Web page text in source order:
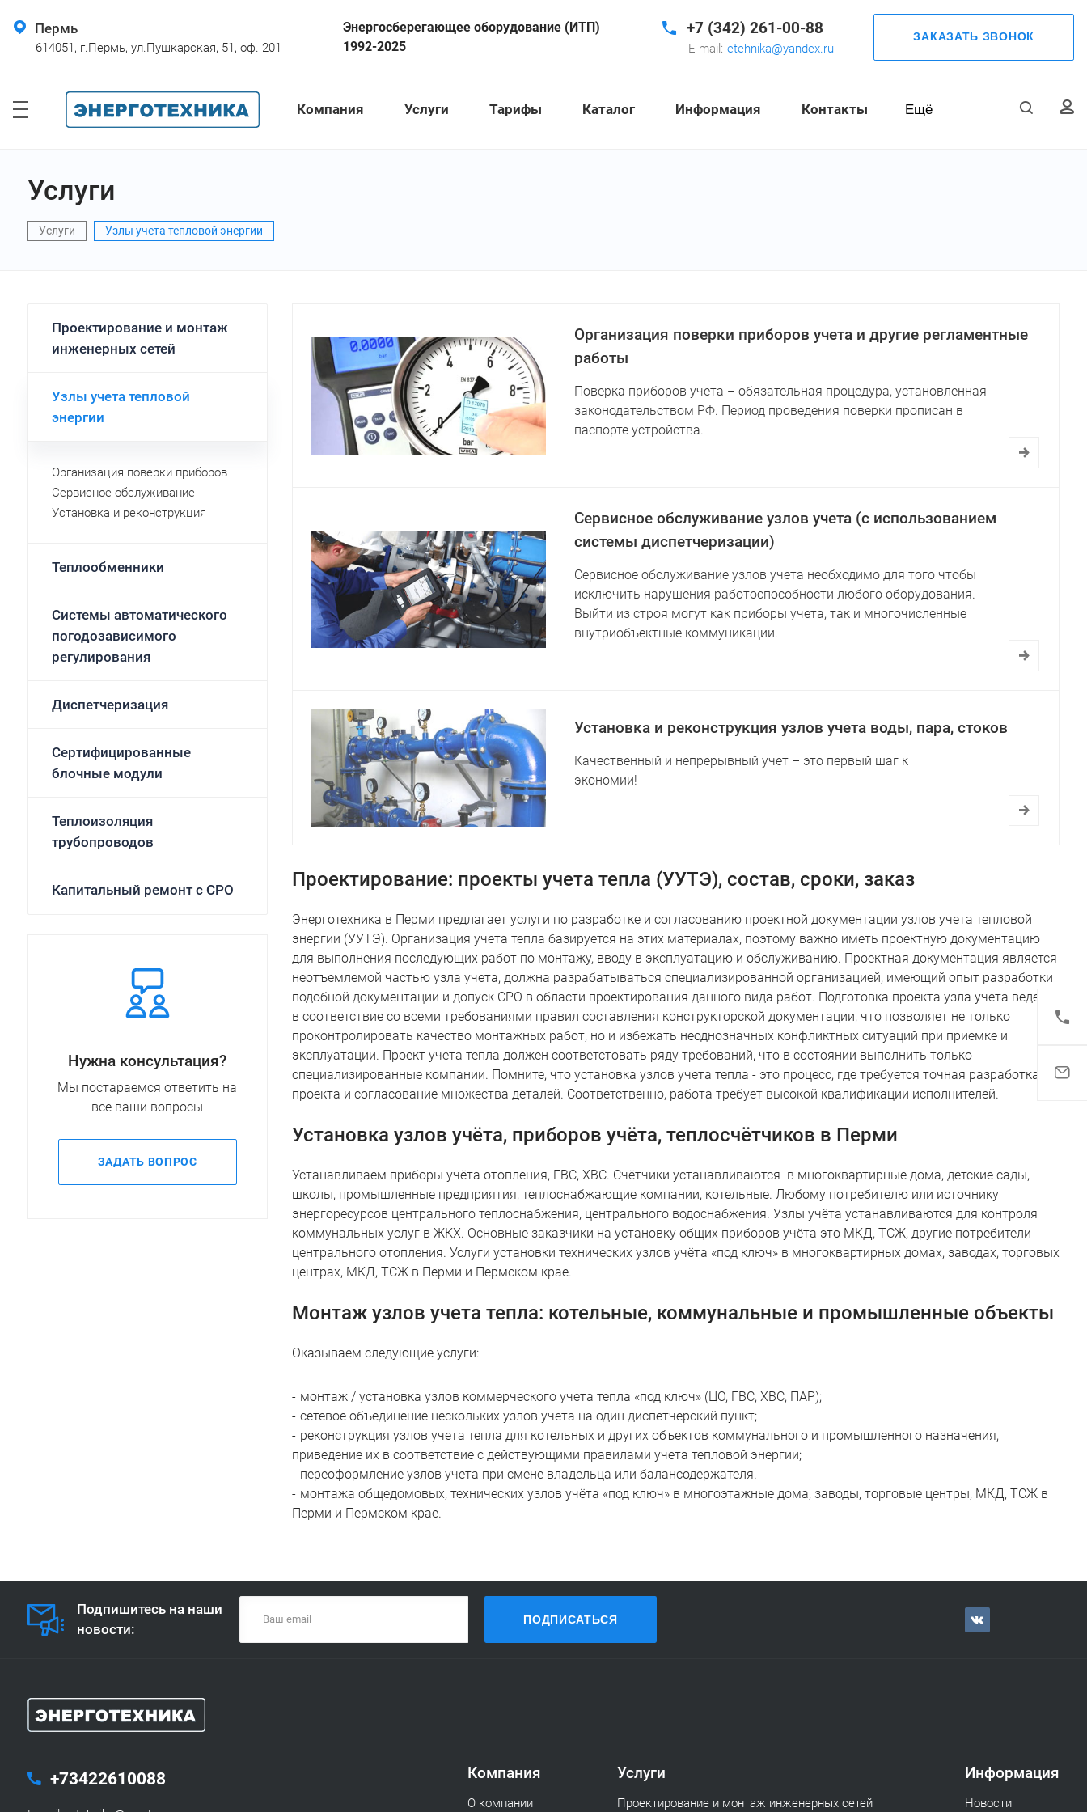
Пермь
614051, г.Пермь, ул.Пушкарская, 51, оф. 201
Энергосберегающее оборудование (ИТП)
1992-2025
+7 (342) 261-00-88
E-mail: etehnika@yandex.ru
ЗАКАЗАТЬ ЗВОНОК
Компания Услуги Тарифы Каталог Информация Контакты Ещё
Услуги
Услуги Узлы учета тепловой энергии
Проектирование и монтаж
инженерных сетей
Узлы учета тепловой
энергии
Организация поверки приборов
Сервисное обслуживание
Установка и реконструкция
Теплообменники
Системы автоматического
погодозависимого
регулирования
Диспетчеризация
Сертифицированные
блочные модули
Теплоизоляция
трубопроводов
Капитальный ремонт с СРО
Нужна консультация?
Мы постараемся ответить на
все ваши вопросы
ЗАДАТЬ ВОПРОС
Организация поверки приборов учета и другие регламентные
работы
Поверка приборов учета – обязательная процедура, установленная
законодательством РФ. Период проведения поверки прописан в
паспорте устройства.
Сервисное обслуживание узлов учета (с использованием
системы диспетчеризации)
Сервисное обслуживание узлов учета необходимо для того чтобы
исключить нарушения работоспособности любого оборудования.
Выйти из строя могут как приборы учета, так и многочисленные
внутриобъектные коммуникации.
Установка и реконструкция узлов учета воды, пара, стоков
Качественный и непрерывный учет – это первый шаг к
экономии!
Проектирование: проекты учета тепла (УУТЭ), состав, сроки, заказ
Энерготехника в Перми предлагает услуги по разработке и согласованию проектной документации узлов учета тепловой
энергии (УУТЭ). Организация учета тепла базируется на этих материалах, поэтому важно иметь проектную документацию
для выполнения последующих работ по монтажу, вводу в эксплуатацию и обслуживанию. Проектная документация является
неотъемлемой частью узла учета, должна разрабатываться специализированной организацией, имеющий опыт разработки
подобной документации и допуск СРО в области проектирования данного вида работ. Подготовка проекта узла учета ведется
в соответствие со всеми требованиями правил составления конструкторской документации, что позволяет не только
проконтролировать качество монтажных работ, но и избежать неоднозначных конфликтных ситуаций при приемке и
эксплуатации. Проект учета тепла должен соответстовать ряду требований, что в состоянии выполнить только
специализированные компании. Помните, что установка узлов учета тепла - это процесс, где требуется точная разработка
проекта и согласование множества деталей. Соответственно, работа требует высокой квалификации исполнителей.
Установка узлов учёта, приборов учёта, теплосчётчиков в Перми
Устанавливаем приборы учёта отопления, ГВС, ХВС. Счётчики устанавливаются в многоквартирные дома, детские сады,
школы, промышленные предприятия, теплоснабжающие компании, котельные. Любому потребителю или источнику
энергоресурсов центрального теплоснабжения, центрального водоснабжения. Узлы учёта устанавливаются для контроля
коммунальных услуг в ЖКХ. Основные заказчики на установку общих приборов учёта это МКД, ТСЖ, другие потребители
центрального отопления. Услуги установки технических узлов учёта «под ключ» в многоквартирных домах, заводах, торговых
центрах, МКД, ТСЖ в Перми и Пермском крае.
Монтаж узлов учета тепла: котельные, коммунальные и промышленные объекты
Оказываем следующие услуги:
монтаж / установка узлов коммерческого учета тепла «под ключ» (ЦО, ГВС, ХВС, ПАР);
сетевое объединение нескольких узлов учета на один диспетчерский пункт;
реконструкция узлов учета тепла для котельных и других объектов коммунального и промышленного назначения,
приведение их в соответствие с действующими правилами учета тепловой энергии;
переоформление узлов учета при смене владельца или балансодержателя.
монтажа общедомовых, технических узлов учёта «под ключ» в многоэтажные дома, заводы, торговые центры, МКД, ТСЖ в
Перми и Пермском крае.
Подпишитесь на наши
новости:
ПОДПИСАТЬСЯ
+73422610088 Компания
О компании
Услуги
Проектирование и монтаж инженерных сетей
Информация
Новости